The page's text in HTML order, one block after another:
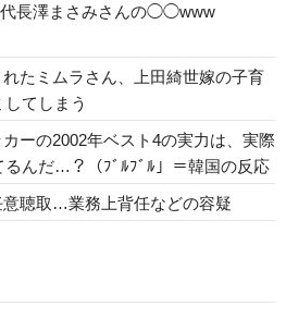
代長澤まさみさんの◯◯www
たミムラさん、上田綺世嫁の子育
てしまう
ーの2002年ベスト4の実力は、実際
るんだ…？（ﾌﾞﾙﾌﾞﾙ」＝韓国の反応
聴取…業務上背任などの容疑